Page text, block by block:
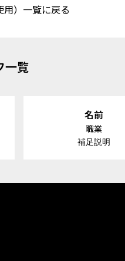
）一覧に戻る
一覧
名前
職業
補足説明